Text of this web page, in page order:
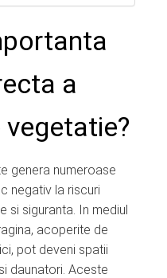
a
genera numeroase
negativ la riscuri
si siguranta. In mediul
acoperite de
pot deveni spatii
daunatori. Aceste